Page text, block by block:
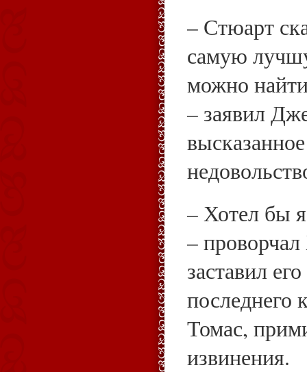
– Стюарт
самую
можно
– заявил
– Хотел бы
–
заставил
последнего
Томас,
извинения.